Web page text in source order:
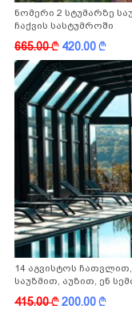
ნომერი 2 სტუმარზე
ჩაქვის სასტუმროში
665.00k 420.00k
14 აგვისტოს
საუზმით, აუზით, ენ
ფასდაკლებით
415.00k200.00k